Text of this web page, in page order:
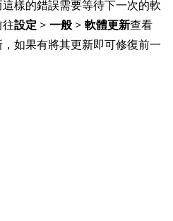
樣的錯誤需要等待下一次的軟
往設定 > 一般 > 軟體更新查看
如果有將其更新即可修復前一